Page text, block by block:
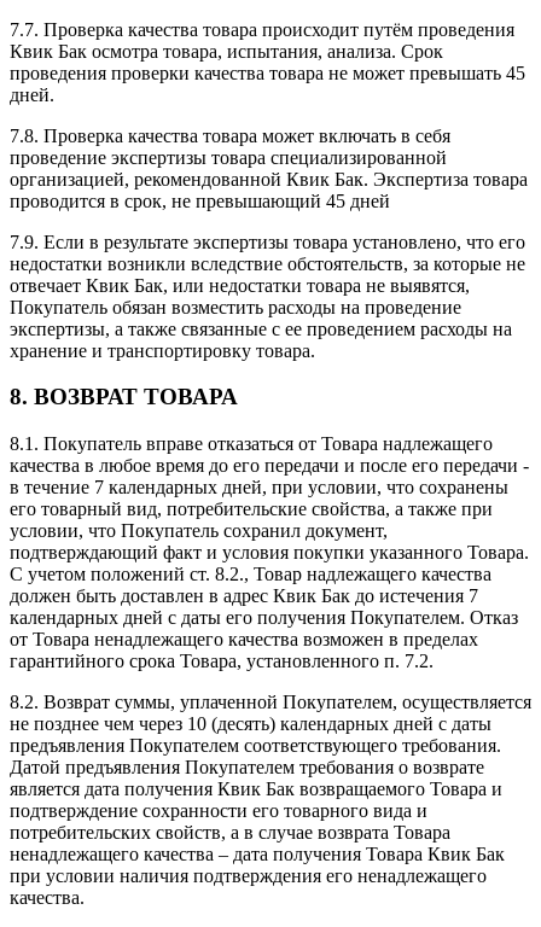
7.7. Проверка качества товара происходит путём проведения
Квик Бак осмотра товара, испытания, анализа. Срок
проведения проверки качества товара не может превышать 45
дней.
7.8. Проверка качества товара может включать в себя
проведение экспертизы товара специализированной
организацией, рекомендованной Квик Бак. Экспертиза товара
проводится в срок, не превышающий 45 дней
7.9. Если в результате экспертизы товара установлено, что его
недостатки возникли вследствие обстоятельств, за которые не
отвечает Квик Бак, или недостатки товара не выявятся,
Покупатель обязан возместить расходы на проведение
экспертизы, а также связанные с ее проведением расходы на
хранение и транспортировку товара.
8. ВОЗВРАТ ТОВАРА
8.1. Покупатель вправе отказаться от Товара надлежащего
качества в любое время до его передачи и после его передачи -
в течение 7 календарных дней, при условии, что сохранены
его товарный вид, потребительские свойства, а также при
условии, что Покупатель сохранил документ,
подтверждающий факт и условия покупки указанного Товара.
С учетом положений ст. 8.2., Товар надлежащего качества
должен быть доставлен в адрес Квик Бак до истечения 7
календарных дней с даты его получения Покупателем. Отказ
от Товара ненадлежащего качества возможен в пределах
гарантийного срока Товара, установленного п. 7.2.
8.2. Возврат суммы, уплаченной Покупателем, осуществляется
не позднее чем через 10 (десять) календарных дней с даты
предъявления Покупателем соответствующего требования.
Датой предъявления Покупателем требования о возврате
является дата получения Квик Бак возвращаемого Товара и
подтверждение сохранности его товарного вида и
потребительских свойств, а в случае возврата Товара
ненадлежащего качества – дата получения Товара Квик Бак
при условии наличия подтверждения его ненадлежащего
качества.